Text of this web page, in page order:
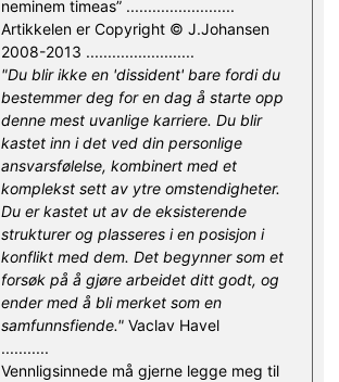
neminem timeas” .........................
Artikkelen er Copyright © J.Johansen
2008-2013 .........................
"Du blir ikke en 'dissident' bare fordi du
bestemmer deg for en dag å starte opp
denne mest uvanlige karriere. Du blir
kastet inn i det ved din personlige
ansvarsfølelse, kombinert med et
komplekst sett av ytre omstendigheter.
Du er kastet ut av de eksisterende
strukturer og plasseres i en posisjon i
konflikt med dem. Det begynner som et
forsøk på å gjøre arbeidet ditt godt, og
ender med å bli merket som en
samfunnsfiende." Vaclav Havel
...........
Vennligsinnede må gjerne legge meg til